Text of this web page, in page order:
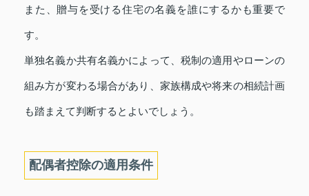
また、贈与を受ける住宅の名義を誰にするかも重要で
す。
単独名義か共有名義かによって、税制の適用やローンの
組み方が変わる場合があり、家族構成や将来の相続計画
も踏まえて判断するとよいでしょう。
配偶者控除の適用条件